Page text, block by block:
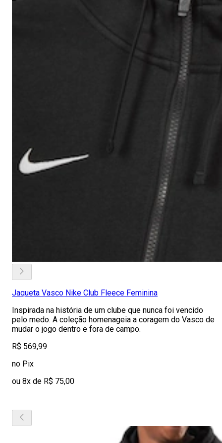
Jaqueta Vasco Nike Club Fleece Feminina
Inspirada na história de um clube que nunca foi vencido
pelo medo. A coleção homenageia a coragem do Vasco de
mudar o jogo dentro e fora de campo.
R$ 569,99
no Pix
ou 8x de R$ 75,00